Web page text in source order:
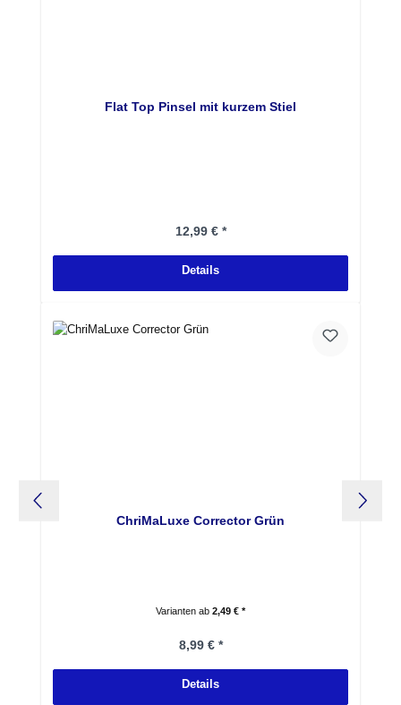
Flat Top Pinsel mit kurzem Stiel
Regulärer Preis:
12,99 € *
Details
ChriMaLuxe Corrector Grün
Varianten ab 2,49 € *
Regulärer Preis:
8,99 € *
Details